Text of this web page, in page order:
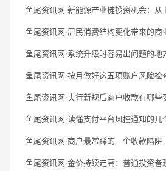
鱼尾资讯网·新能源产业链投资机会：从
鱼尾资讯网·居民消费结构变化带来的商
鱼尾资讯网·系统升级时容易出问题的地
鱼尾资讯网·按月做好这五项账户风险检
鱼尾资讯网·央行新规后商户收款有哪些
鱼尾资讯网·读懂支付平台风控通知的几
鱼尾资讯网·商户最常踩的三个收款陷阱
鱼尾资讯网·金价持续走高：普通投资者